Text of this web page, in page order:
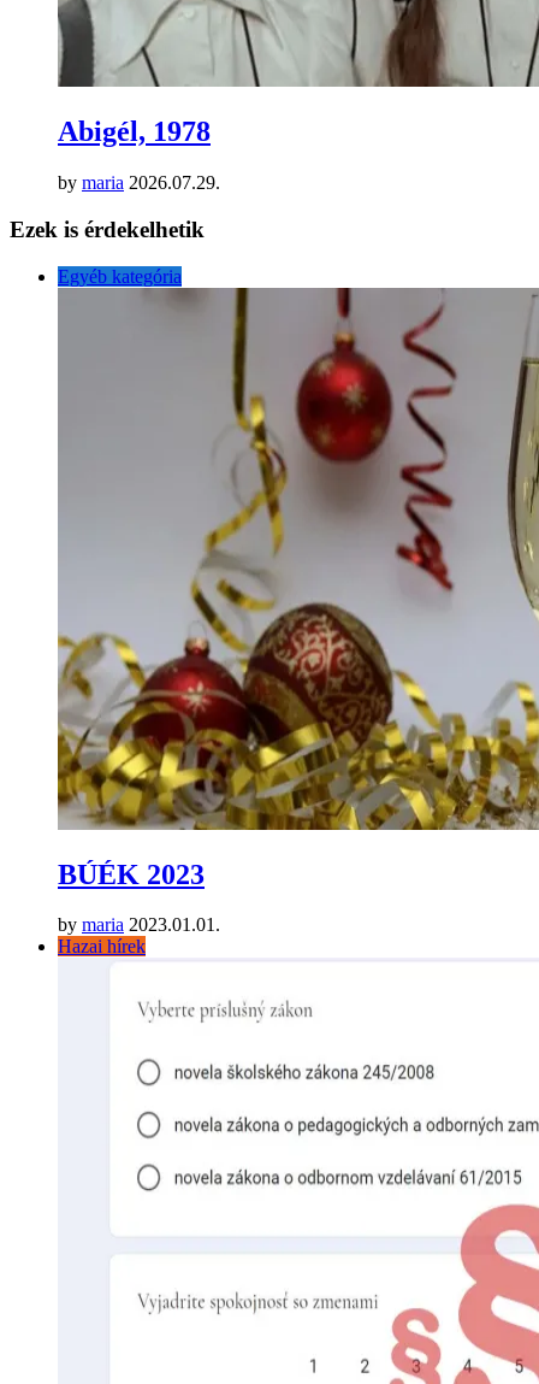
Abigél, 1978
by maria 2026.07.29.
Ezek is érdekelhetik
Egyéb kategória
BÚÉK 2023
by maria 2023.01.01.
Hazai hírek